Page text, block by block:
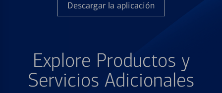
Descargar la aplicación
Explore Productos y
Servicios Adicionales